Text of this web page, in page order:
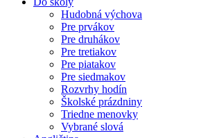
Hudobná výchova
Pre prvákov
Pre druhákov
Pre tretiakov
Pre piatakov
Pre siedmakov
Rozvrhy hodín
Školské prázdniny
Triedne menovky
Vybrané slová